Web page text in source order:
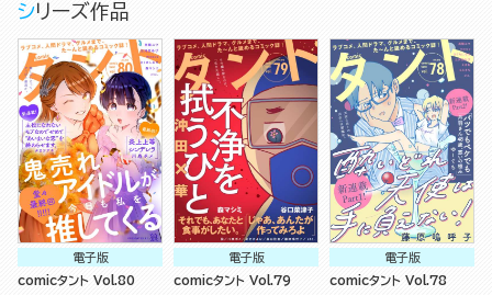
シリーズ作品
電子版
comicタント Vol.80
電子版
comicタント Vol.79
電子版
comicタント Vol.78